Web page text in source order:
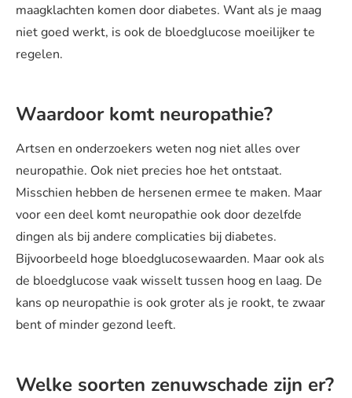
maagklachten komen door diabetes. Want als je maag
niet goed werkt, is ook de bloedglucose moeilijker te
regelen.
Waardoor komt neuropathie?
Artsen en onderzoekers weten nog niet alles over
neuropathie. Ook niet precies hoe het ontstaat.
Misschien hebben de hersenen ermee te maken. Maar
voor een deel komt neuropathie ook door dezelfde
dingen als bij andere complicaties bij diabetes.
Bijvoorbeeld hoge bloedglucosewaarden. Maar ook als
de bloedglucose vaak wisselt tussen hoog en laag. De
kans op neuropathie is ook groter als je rookt, te zwaar
bent of minder gezond leeft.
Welke soorten zenuwschade zijn er?